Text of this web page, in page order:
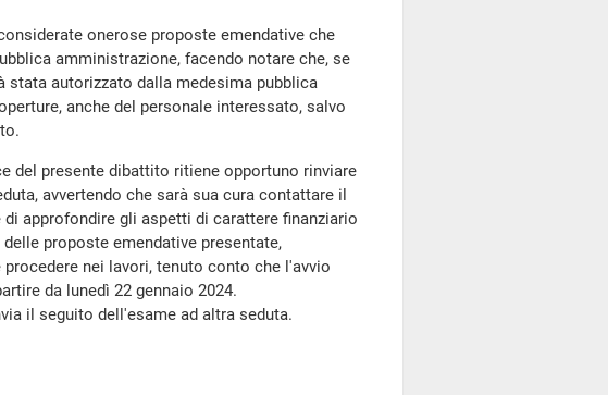
onerose proposte emendative che
amministrazione, facendo notare che, se
autorizzato dalla medesima pubblica
anche del personale interessato, salvo
del presente dibattito ritiene opportuno rinviare
avvertendo che sarà sua cura contattare il
approfondire gli aspetti di carattere finanziario
proposte emendative presentate,
nei lavori, tenuto conto che l'avvio
da lunedì 22 gennaio 2024.
il seguito dell'esame ad altra seduta.